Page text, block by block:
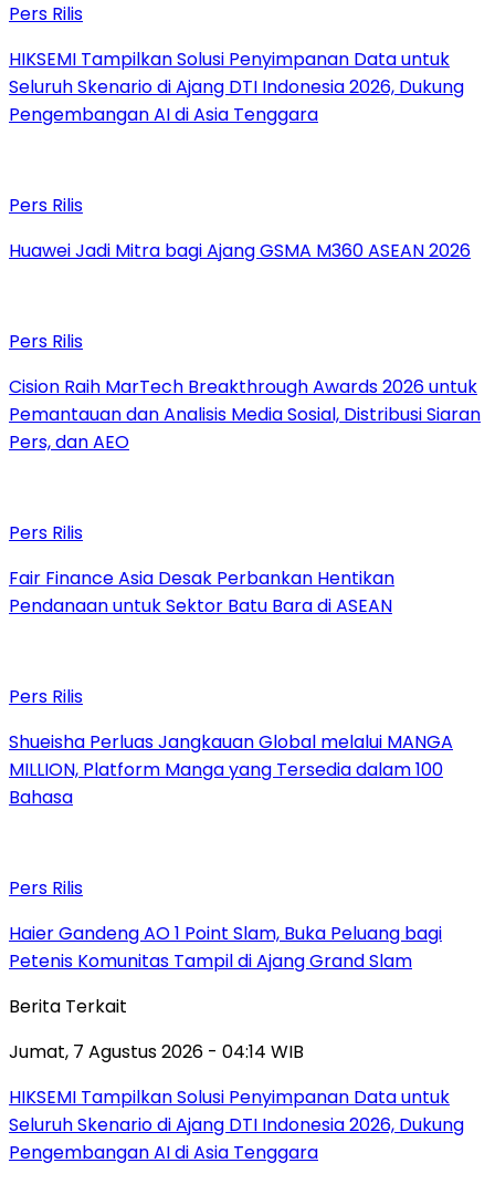
Pers Rilis
HIKSEMI Tampilkan Solusi Penyimpanan Data untuk
Seluruh Skenario di Ajang DTI Indonesia 2026, Dukung
Pengembangan AI di Asia Tenggara
Pers Rilis
Huawei Jadi Mitra bagi Ajang GSMA M360 ASEAN 2026
Pers Rilis
Cision Raih MarTech Breakthrough Awards 2026 untuk
Pemantauan dan Analisis Media Sosial, Distribusi Siaran
Pers, dan AEO
Pers Rilis
Fair Finance Asia Desak Perbankan Hentikan
Pendanaan untuk Sektor Batu Bara di ASEAN
Pers Rilis
Shueisha Perluas Jangkauan Global melalui MANGA
MILLION, Platform Manga yang Tersedia dalam 100
Bahasa
Pers Rilis
Haier Gandeng AO 1 Point Slam, Buka Peluang bagi
Petenis Komunitas Tampil di Ajang Grand Slam
Berita Terkait
Jumat, 7 Agustus 2026 - 04:14 WIB
HIKSEMI Tampilkan Solusi Penyimpanan Data untuk
Seluruh Skenario di Ajang DTI Indonesia 2026, Dukung
Pengembangan AI di Asia Tenggara